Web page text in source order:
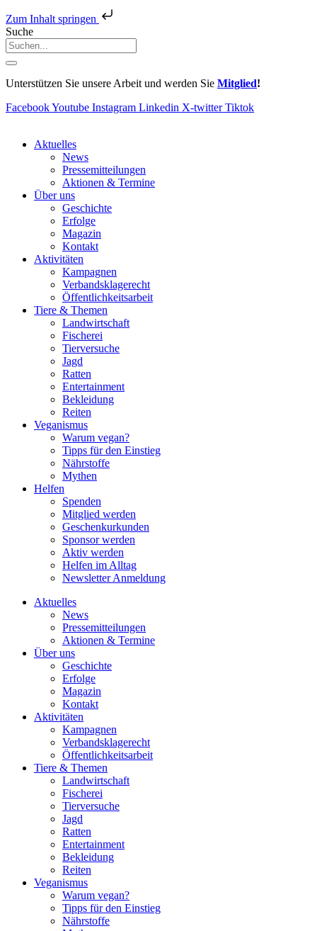
Zum Inhalt springen
Suche
Unterstützen Sie unsere Arbeit und werden Sie Mitglied!
FacebookYoutube Instagram Linkedin X-twitter Tiktok
Aktuelles
News
Pressemitteilungen
Aktionen & Termine
Über uns
Geschichte
Erfolge
Magazin
Kontakt
Aktivitäten
Kampagnen
Verbandsklagerecht
Öffentlichkeitsarbeit
Tiere & Themen
Landwirtschaft
Fischerei
Tierversuche
Jagd
Ratten
Entertainment
Bekleidung
Reiten
Veganismus
Warum vegan?
Tipps für den Einstieg
Nährstoffe
Mythen
Helfen
Spenden
Mitglied werden
Geschenkurkunden
Sponsor werden
Aktiv werden
Helfen im Alltag
Newsletter Anmeldung
Aktuelles
News
Pressemitteilungen
Aktionen & Termine
Über uns
Geschichte
Erfolge
Magazin
Kontakt
Aktivitäten
Kampagnen
Verbandsklagerecht
Öffentlichkeitsarbeit
Tiere & Themen
Landwirtschaft
Fischerei
Tierversuche
Jagd
Ratten
Entertainment
Bekleidung
Reiten
Veganismus
Warum vegan?
Tipps für den Einstieg
Nährstoffe